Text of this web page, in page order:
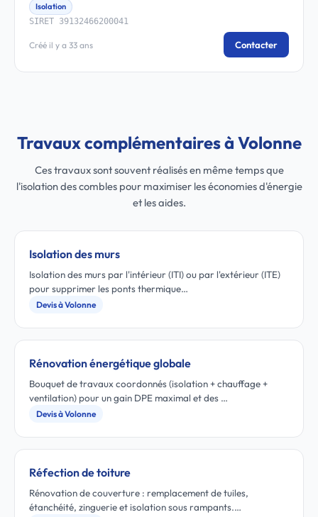
Isolation
SIRET 39132466200041
Créé il y a 33 ans Contacter
Travaux complémentaires à Volonne
Ces travaux sont souvent réalisés en même temps que
l'isolation des combles pour maximiser les économies d'énergie
et les aides.
Isolation des murs
Isolation des murs par l'intérieur (ITI) ou par l'extérieur (ITE)
pour supprimer les ponts thermique…
Devis à Volonne
Rénovation énergétique globale
Bouquet de travaux coordonnés (isolation + chauffage +
ventilation) pour un gain DPE maximal et des …
Devis à Volonne
Réfection de toiture
Rénovation de couverture : remplacement de tuiles,
étanchéité, zinguerie et isolation sous rampants.…